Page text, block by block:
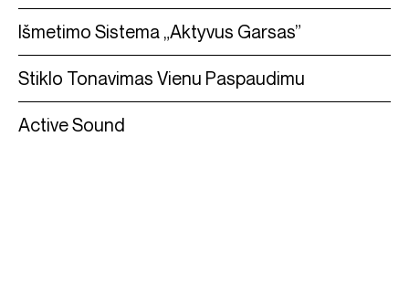
Išmetimo Sistema „Aktyvus Garsas”
Stiklo Tonavimas Vienu Paspaudimu
Active Sound